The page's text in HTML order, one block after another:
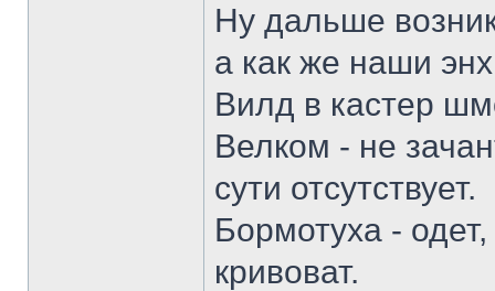
Ну дальше
а как же наши
Вилд в кастер
Велком - не
сути отсутствует.
Бормотуха -
кривоват.